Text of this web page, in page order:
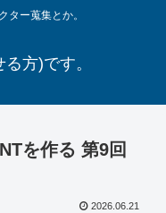
ター蒐集とか。
方)です。
を作る 第9回
2026.06.21